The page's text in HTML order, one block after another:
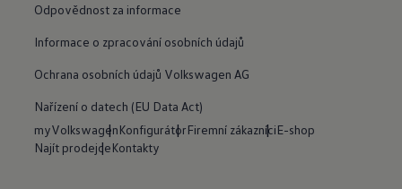
Odpovědnost za informace
Informace o zpracování osobních údajů
Ochrana osobních údajů Volkswagen AG
Nařízení o datech (EU Data Act)
myVolkswagenKonfigurátorFiremní zákazníciE-shop
Najít prodejceKontakty